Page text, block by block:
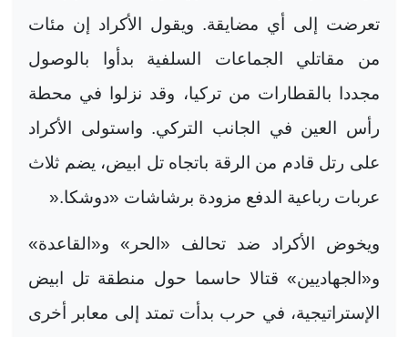
تعرضت إلى أي مضايقة. ويقول الأكراد إن مئات
من مقاتلي الجماعات السلفية بدأوا بالوصول
مجددا بالقطارات من تركيا، وقد نزلوا في محطة
رأس العين في الجانب التركي. واستولى الأكراد
على رتل قادم من الرقة باتجاه تل ابيض، يضم ثلاث
عربات رباعية الدفع مزودة برشاشات «دوشكا».
ويخوض الأكراد ضد تحالف «الحر» و«القاعدة»
و«الجهاديين» قتالا حاسما حول منطقة تل ابيض
الإستراتيجية، في حرب بدأت تمتد إلى معابر أخرى